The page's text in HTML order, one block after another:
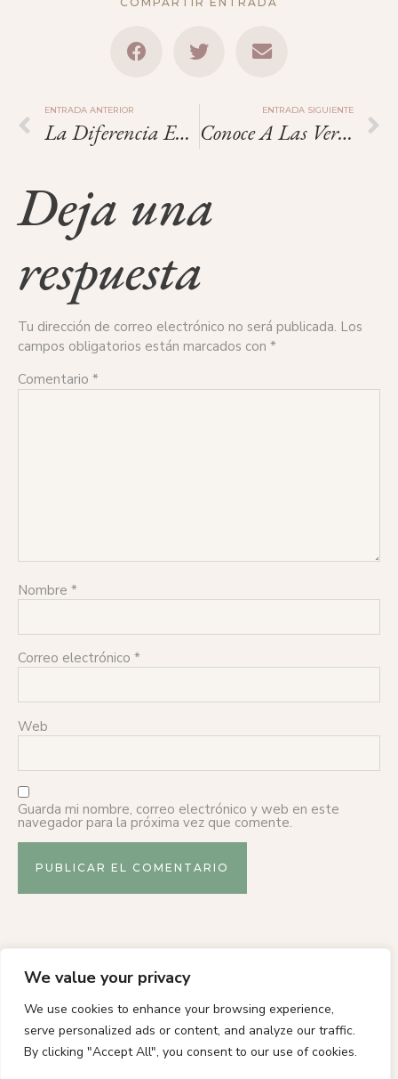
We value your privacy
We use cookies to enhance your browsing experience,
serve personalized ads or content, and analyze our traffic.
By clicking "Accept All", you consent to our use of cookies.
ENTRADA ANTERIOR
La Diferencia Entre Donación De Óvulos, Ovodonación Y Crioconservación. Explicada De Forma Mágica Y Simple.
ENTRADA SIGUIENTE
Conoce A Las Verdaderas Sirenas: Las Haenyeo, De Jeju.
Deja una
respuesta
Tu dirección de correo electrónico no será publicada. Los
campos obligatorios están marcados con *
Comentario *
Nombre *
Correo electrónico *
Web
Guarda mi nombre, correo electrónico y web en este
navegador para la próxima vez que comente.